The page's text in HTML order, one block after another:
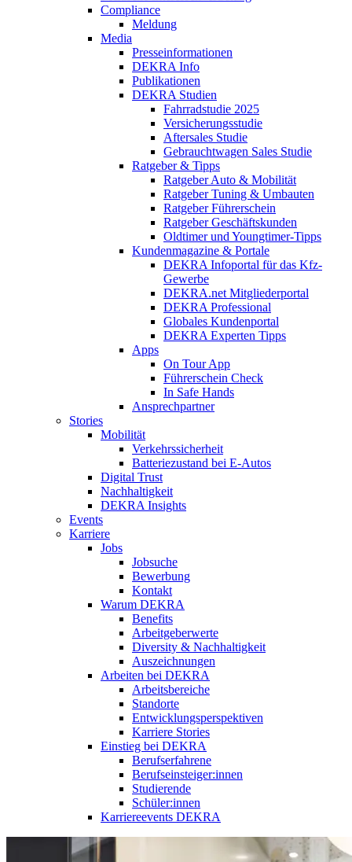
Compliance
Meldung
Media
Presseinformationen
DEKRA Info
Publikationen
DEKRA Studien
Fahrradstudie 2025
Versicherungsstudie
Aftersales Studie
Gebrauchtwagen Sales Studie
Ratgeber & Tipps
Ratgeber Auto & Mobilität
Ratgeber Tuning & Umbauten
Ratgeber Führerschein
Ratgeber Geschäftskunden
Oldtimer und Youngtimer-Tipps
Kundenmagazine & Portale
DEKRA Infoportal für das Kfz-
Gewerbe
DEKRA.net Mitgliederportal
DEKRA Professional
Globales Kundenportal
DEKRA Experten Tipps
Apps
On Tour App
Führerschein Check
In Safe Hands
Ansprechpartner
Stories
Mobilität
Verkehrssicherheit
Batteriezustand bei E-Autos
Digital Trust
Nachhaltigkeit
DEKRA Insights
Events
Karriere
Jobs
Jobsuche
Bewerbung
Kontakt
Warum DEKRA
Benefits
Arbeitgeberwerte
Diversity & Nachhaltigkeit
Auszeichnungen
Arbeiten bei DEKRA
Arbeitsbereiche
Standorte
Entwicklungsperspektiven
Karriere Stories
Einstieg bei DEKRA
Berufserfahrene
Berufseinsteiger:innen
Studierende
Schüler:innen
Karriereevents DEKRA